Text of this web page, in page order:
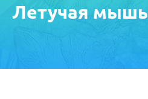
Летучая мышь